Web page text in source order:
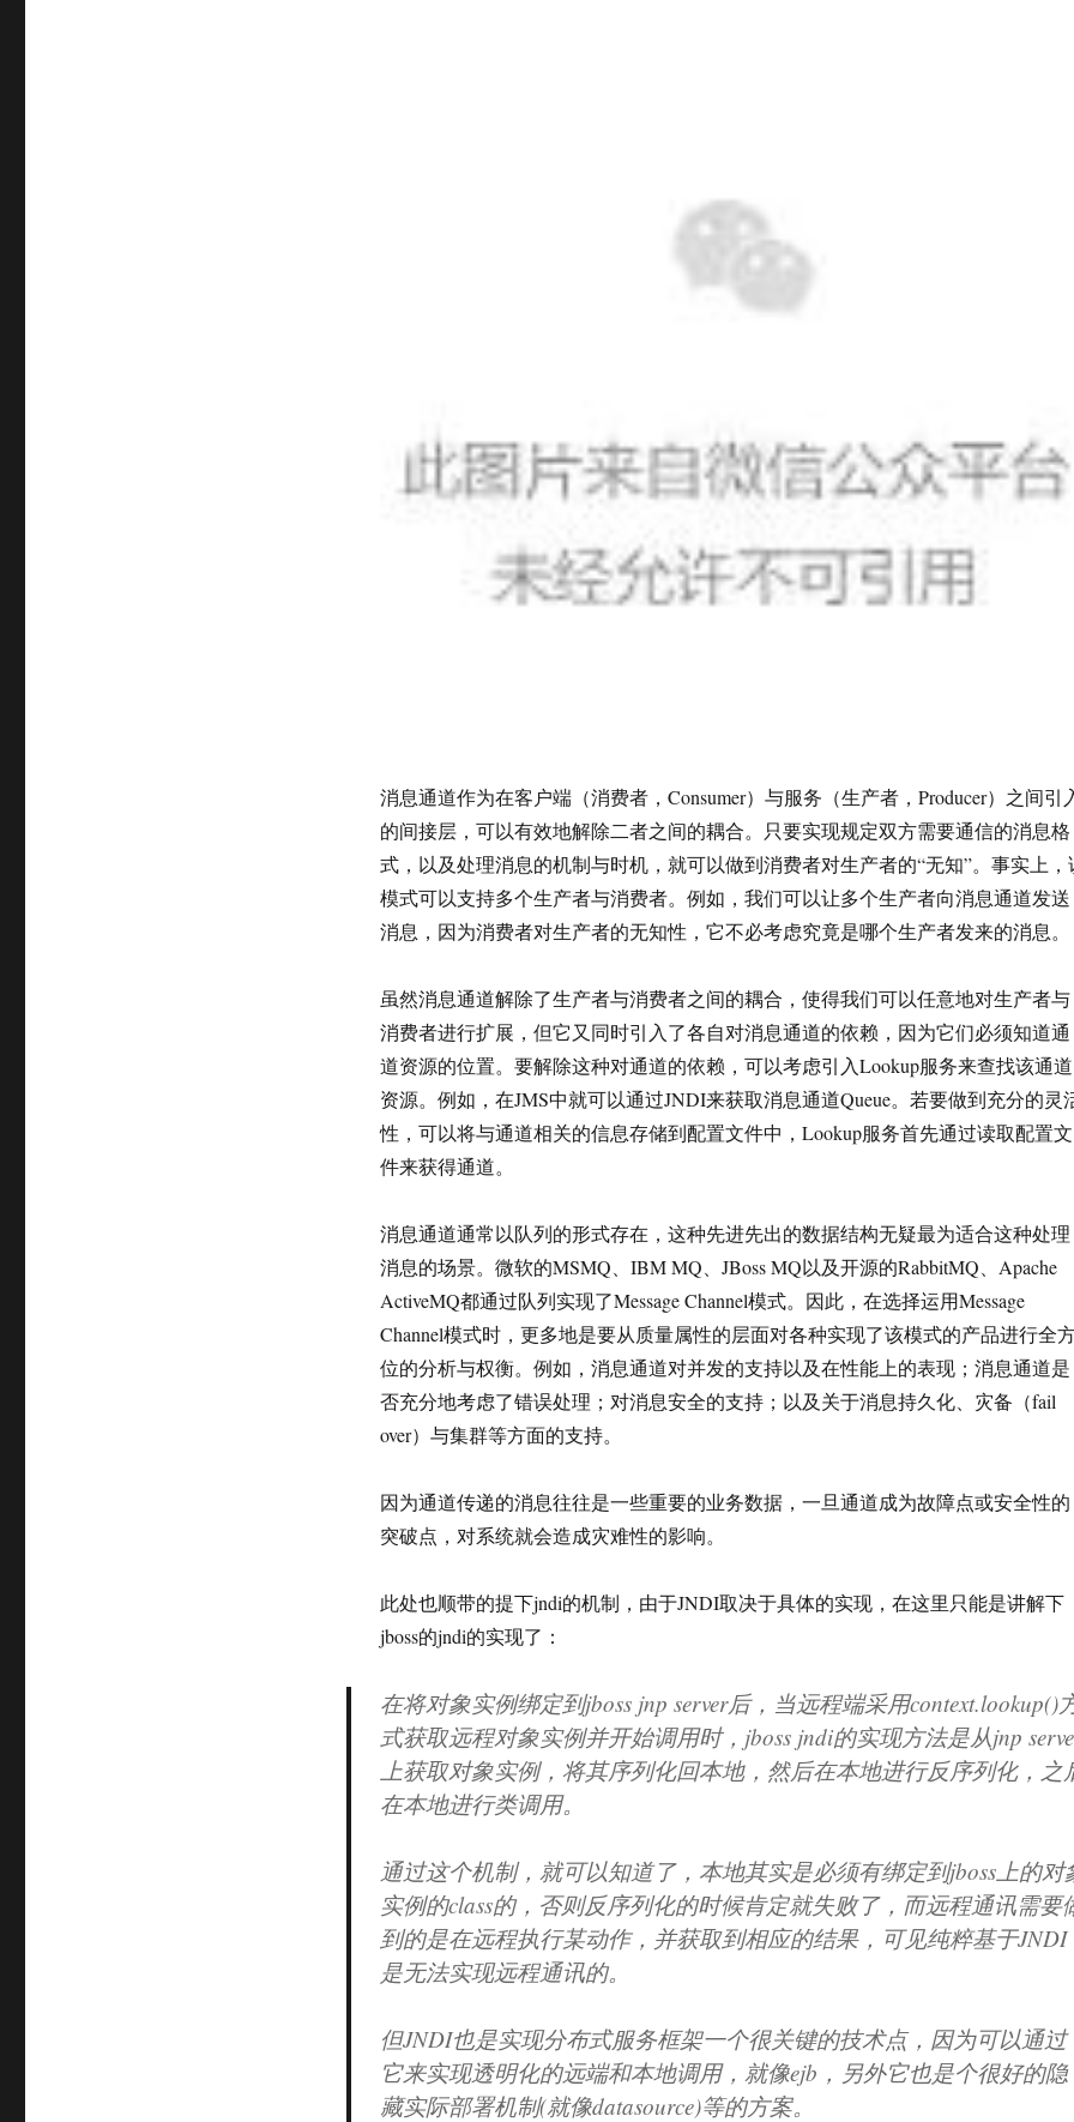
消息通道作为在客户端（消费者，Consumer）与服务（生产者，Producer）之间引
的间接层，可以有效地解除二者之间的耦合。只要实现规定双方需要通信的消息格
式，以及处理消息的机制与时机，就可以做到消费者对生产者的“无知”。事实上，
模式可以支持多个生产者与消费者。例如，我们可以让多个生产者向消息通道发送
消息，因为消费者对生产者的无知性，它不必考虑究竟是哪个生产者发来的消息。
虽然消息通道解除了生产者与消费者之间的耦合，使得我们可以任意地对生产者与
消费者进行扩展，但它又同时引入了各自对消息通道的依赖，因为它们必须知道通
道资源的位置。要解除这种对通道的依赖，可以考虑引入Lookup服务来查找该通道
资源。例如，在JMS中就可以通过JNDI来获取消息通道Queue。若要做到充分的灵
性，可以将与通道相关的信息存储到配置文件中，Lookup服务首先通过读取配置文
件来获得通道。
消息通道通常以队列的形式存在，这种先进先出的数据结构无疑最为适合这种处理
消息的场景。微软的MSMQ、IBM MQ、JBoss MQ以及开源的RabbitMQ、Apache
ActiveMQ都通过队列实现了Message Channel模式。因此，在选择运用Message
Channel模式时，更多地是要从质量属性的层面对各种实现了该模式的产品进行全
位的分析与权衡。例如，消息通道对并发的支持以及在性能上的表现；消息通道是
否充分地考虑了错误处理；对消息安全的支持；以及关于消息持久化、灾备（fail
over）与集群等方面的支持。
因为通道传递的消息往往是一些重要的业务数据，一旦通道成为故障点或安全性的
突破点，对系统就会造成灾难性的影响。
此处也顺带的提下jndi的机制，由于JNDI取决于具体的实现，在这里只能是讲解下
jboss的jndi的实现了：
在将对象实例绑定到jboss jnp server后，当远程端采用context.lookup()
式获取远程对象实例并开始调用时，jboss jndi的实现方法是从jnp
上获取对象实例，将其序列化回本地，然后在本地进行反序列化，之
在本地进行类调用。
通过这个机制，就可以知道了，本地其实是必须有绑定到jboss上的对
实例的class的，否则反序列化的时候肯定就失败了，而远程通讯需要
到的是在远程执行某动作，并获取到相应的结果，可见纯粹基于JNDI
是无法实现远程通讯的。
但JNDI也是实现分布式服务框架一个很关键的技术点，因为可以通过
它来实现透明化的远端和本地调用，就像ejb，另外它也是个很好的隐
藏实际部署机制(就像datasource)等的方案。